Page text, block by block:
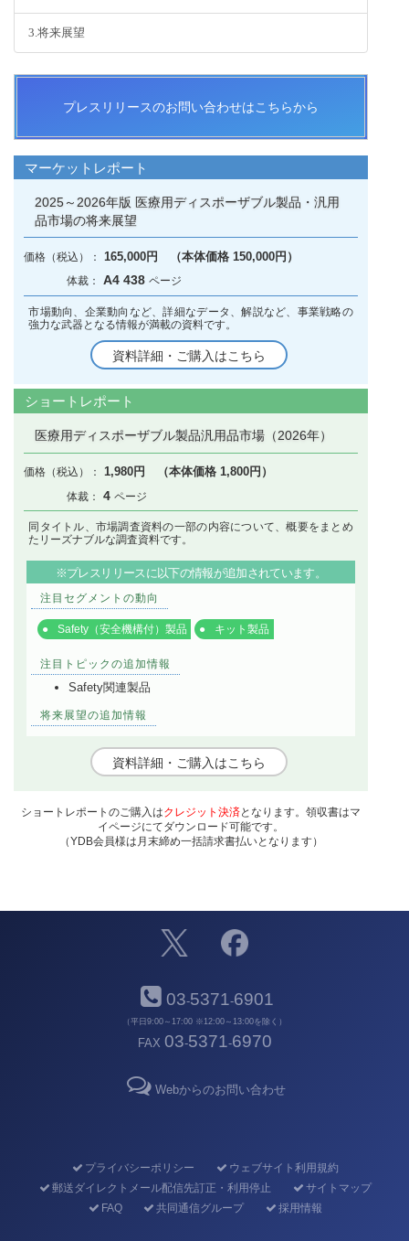
3.将来展望
プレスリリースのお問い合わせはこちらから
マーケットレポート
2025～2026年版 医療用ディスポーザブル製品・汎用
品市場の将来展望
165,000円 （本体価格 150,000円）
A4 438
市場動向、企業動向など、詳細なデータ、解説など、事業戦略の
強力な武器となる情報が満載の資料です。
資料詳細・ご購入はこちら
ショートレポート
医療用ディスポーザブル製品汎用品市場（2026年）
1,980円 （本体価格 1,800円）
4
同タイトル、市場調査資料の一部の内容について、概要をまとめ
たリーズナブルな調査資料です。
※プレスリリースに以下の情報が追加されています。
注目セグメントの動向
Safety（安全機構付）製品 キット製品
注目トピックの追加情報
Safety関連製品
将来展望の追加情報
資料詳細・ご購入はこちら
ショートレポートのご購入はクレジット決済となります。領収書はマ
イページにてダウンロード可能です。
（YDB会員様は月末締め一括請求書払いとなります）
03-5371-6901
（平日9:00～17:00 ※12:00～13:00を除く）
FAX 03-5371-6970
Webからのお問い合わせ
プライバシーポリシー
ウェブサイト利用規約
郵送ダイレクトメール配信先訂正・利用停止
サイトマップ
FAQ
共同通信グループ 採用情報